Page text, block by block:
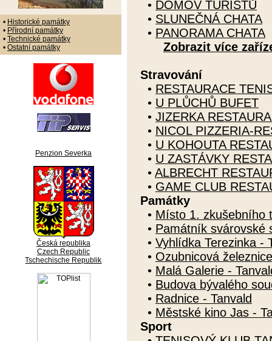
• Historické památky
• Přírodní památky
• Technické památky
• Ostatní památky
Penzion Severka
Česká republika
Czech Republic
Tschechische Republik
• DOMOV TURISTŮ
• SLUNEČNÁ CHATA
• PANORAMA CHATA
Zobrazit více
Stravování
• RESTAURACE
• U PLŮCHŮ BUFET
• JIZERKA
• NICOL PIZZERIA-
• U KOHOUTA
• U ZASTÁVKY
• ALBRECHT
• GAME CLUB
Památky
• Místo 1. zkušebního
• Památník svárovské
• Vyhlídka Terezinka -
• Ozubnicová
• Malá Galerie -
• Budova bývalého
• Radnice - Tanvald
• Městské kino Jas -
Sport